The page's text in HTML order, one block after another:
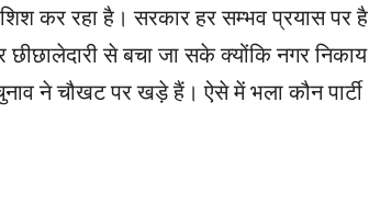
कर रहा है। सरकार हर सम्भव प्रयास पर है
से बचा जा सके क्योंकि नगर निकाय
ने चौखट पर खड़े हैं। ऐसे में भला कौन पार्टी